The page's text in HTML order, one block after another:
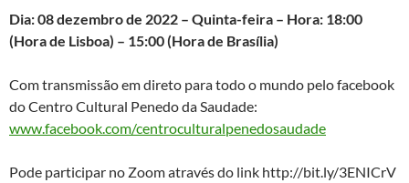
Dia: 08 dezembro de 2022 – Quinta-feira – Hora: 18:00
(Hora de Lisboa) – 15:00 (Hora de Brasília)
Com transmissão em direto para todo o mundo pelo facebook
do Centro Cultural Penedo da Saudade:
www.facebook.com/centroculturalpenedosaudade
Pode participar no Zoom através do link http://bit.ly/3ENICrV